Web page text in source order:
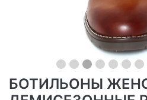
БОТИЛЬОНЫ